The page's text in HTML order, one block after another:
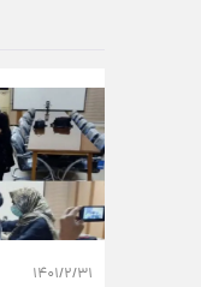
۱۴۰۱/۲/۳۱